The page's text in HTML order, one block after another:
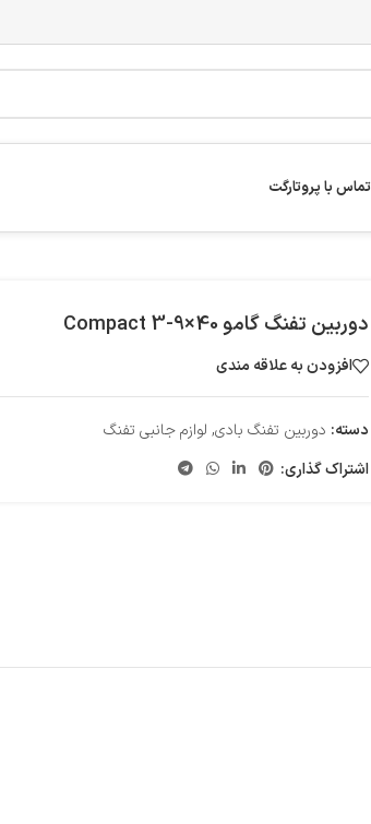
تماس با پروتارگت
دوربین تفنگ گامو Compact 3-9×40
افزودن به علاقه مندی
دسته: دوربین تفنگ بادی, لوازم جانبی تفنگ
اشتراک گذاری: